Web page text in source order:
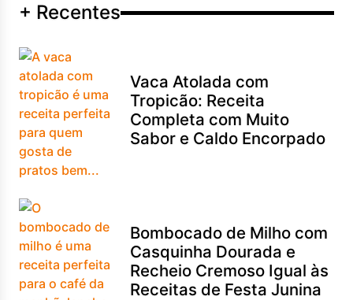
+ Recentes
Vaca Atolada com
Tropicão: Receita
Completa com Muito
Sabor e Caldo Encorpado
Bombocado de Milho com
Casquinha Dourada e
Recheio Cremoso Igual às
Receitas de Festa Junina